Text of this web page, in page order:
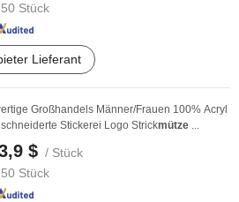
50 Stück
Lieferant
Großhandels Männer/Frauen 100% Acryl
Stickerei Logo Strickmütze ...
$ / Stück
50 Stück